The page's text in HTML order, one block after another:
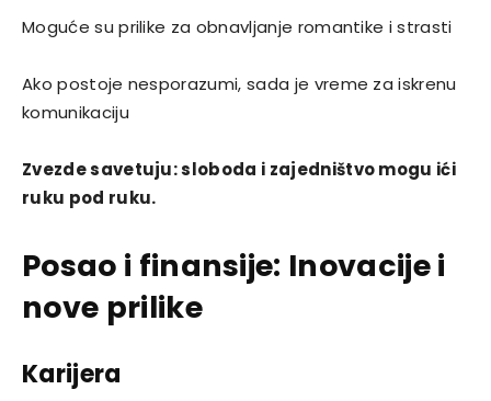
Moguće su prilike za obnavljanje romantike i strasti
Ako postoje nesporazumi, sada je vreme za iskrenu
komunikaciju
Zvezde savetuju: sloboda i zajedništvo mogu ići
ruku pod ruku.
Posao i finansije: Inovacije i
nove prilike
Karijera